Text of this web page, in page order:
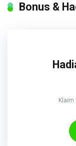
Bonus &
Klaim